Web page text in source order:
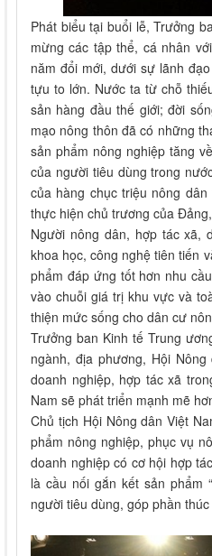
Phát biểu tại buổi lễ, Trưởng
mừng các tập thể, cá nhân
năm đổi mới, dưới sự lãnh
tựu to lớn. Nước ta từ chỗ
sản hàng đầu thế giới; đời
mạo nông thôn đã có những
sản phẩm nông nghiệp tăng
của người tiêu dùng trong
của hàng chục triệu nông
thực hiện chủ trương của
Người nông dân, hợp tác xã,
khoa học, công nghệ tiên tiến
phẩm đáp ứng tốt hơn nhu
vào chuỗi giá trị khu vực và
thiện mức sống cho dân cư
Trưởng ban Kinh tế Trung
ngành, địa phương, Hội
doanh nghiệp, hợp tác xã
Nam sẽ phát triển mạnh mẽ
Chủ tịch Hội Nông dân Việt
phẩm nông nghiệp, phục vụ
doanh nghiệp có cơ hội hợp
là cầu nối gắn kết sản phẩm
người tiêu dùng, góp phần